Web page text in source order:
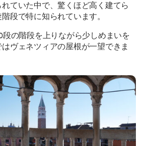
ていた中で、驚くほど高く建てら
段で特に知られています。
段の階段を上りながら少しめまいを
ヴェネツィアの屋根が一望できま